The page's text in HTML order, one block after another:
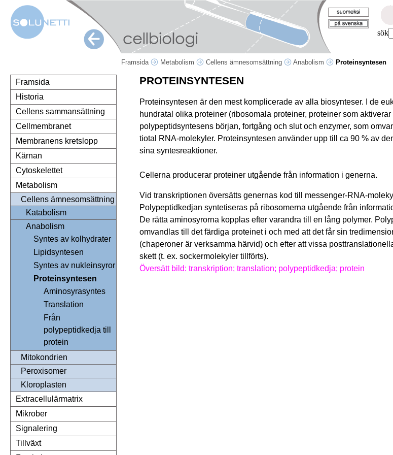
sök
Framsida Metabolism Cellens ämnesomsättning Anabolism Proteinsyntesen
Framsida
Historia
Cellens sammansättning
Cellmembranet
Membranens kretslopp
Kärnan
Cytoskelettet
Metabolism
Cellens ämnesomsättning
Katabolism
Anabolism
Syntes av kolhydrater
Lipidsyntesen
Syntes av nukleinsyror
Proteinsyntesen
Aminosyrasyntes
Translation
Från
polypeptidkedja till
protein
Mitokondrien
Peroxisomer
Kloroplasten
Extracellulärmatrix
Mikrober
Signalering
Tillväxt
PROTEINSYNTESEN
Proteinsyntesen är den mest komplicerade av alla biosynteser. I de
hundratal olika proteiner (ribosomala proteiner, proteiner som
polypeptidsyntesens början, fortgång och slut och enzymer, som
tiotal RNA-molekyler. Proteinsyntesen använder upp till ca 90 % av
sina syntesreaktioner.
Cellerna producerar proteiner utgående från information i generna.
Vid transkriptionen översätts genernas kod till messenger-RNA-
Polypeptidkedjan syntetiseras på ribosomerna utgående från
De rätta aminosyrorna kopplas efter varandra till en lång polymer.
omvandlas till det färdiga proteinet i och med att det får sin
(chaperoner är verksamma härvid) och efter att vissa
skett (t. ex. sockermolekyler tillförts).
Översätt bild: transkription; translation; polypeptidkedja; protein